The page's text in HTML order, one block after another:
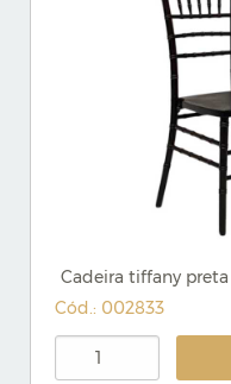
Cadeira tiffany preta
Cód.: 002833